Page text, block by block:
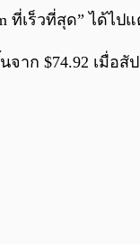
ที่เร็วที่สุด” ได้
$74.92 เมื่อ